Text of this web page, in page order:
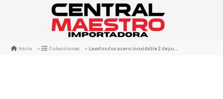
Inicio Colecciones Lavafondos acero inoxidable 2 depositos 120x60x90